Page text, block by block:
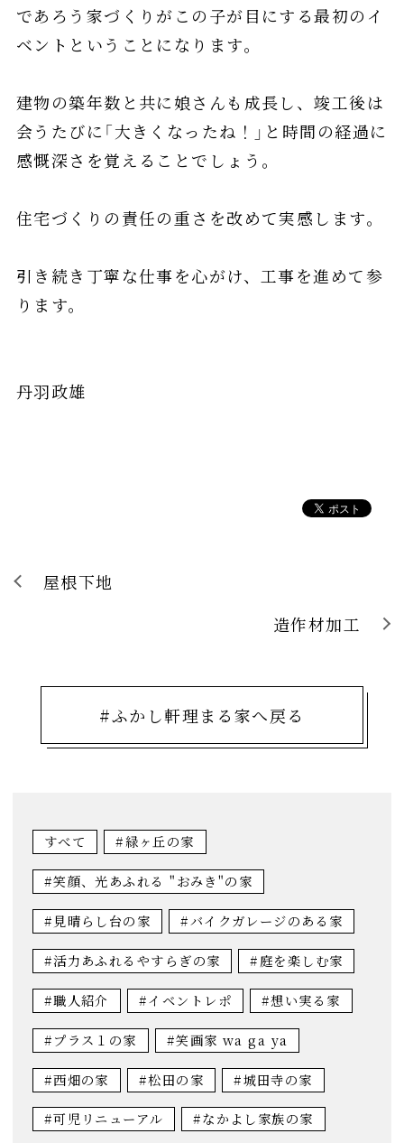
であろう家づくりがこの子が目にする最初のイ
ベントということになります。
建物の築年数と共に娘さんも成長し、竣工後は
会うたびに「大きくなったね！」と時間の経過に
感慨深さを覚えることでしょう。
住宅づくりの責任の重さを改めて実感します。
引き続き丁寧な仕事を心がけ、工事を進めて参
ります。
丹羽政雄
屋根下地
造作材加工
#ふかし軒理まる家へ戻る
すべて #緑ヶ丘の家
#笑顔、光あふれる "おみき"の家
#見晴らし台の家 #バイクガレージのある家
#活力あふれるやすらぎの家 #庭を楽しむ家
#職人紹介 #イベントレポ #想い実る家
#プラス１の家 #笑画家 wa ga ya
#西畑の家 #松田の家 #城田寺の家
#可児リニューアル #なかよし家族の家